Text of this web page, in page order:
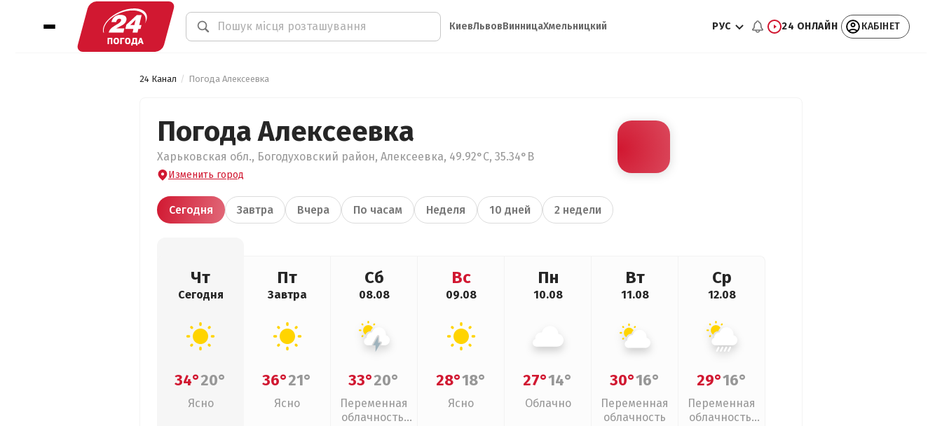
КиевЛьвовВинницаХмельницкий РУС 24 ОНЛАЙН КАБІНЕТ
24 Канал Погода Алексеевка
Погода Алексеевка
Харьковская обл., Богодуховский район, Алексеевка, 49.92°С, 35.34°В
Изменить город
Сегодня Завтра Вчера По часам Неделя 10 дней 2 недели
Чт
Сегодня
34°20°
Ясно
Пт
Завтра
36°21°
Ясно
Сб
08.08
33°20°
Переменная
облачность,
Вс
09.08
28°18°
Ясно
Пн
10.08
27°14°
Облачно
Вт
11.08
30°16°
Переменная
облачность
Ср
12.08
29°16°
Переменная
облачность,